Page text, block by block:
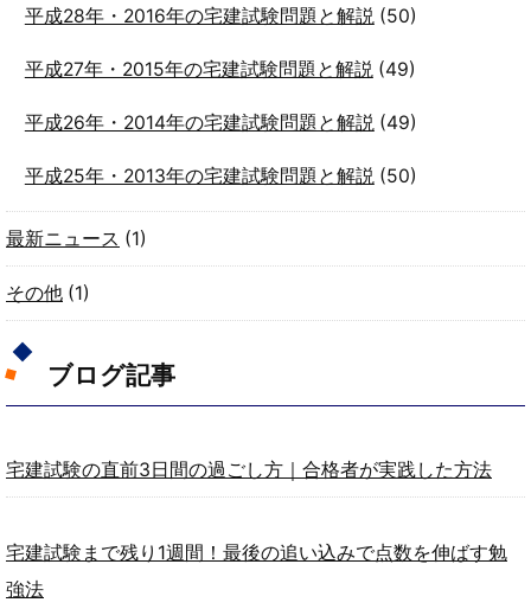
平成28年・2016年の宅建試験問題と解説(50)
平成27年・2015年の宅建試験問題と解説(49)
平成26年・2014年の宅建試験問題と解説(49)
平成25年・2013年の宅建試験問題と解説(50)
最新ニュース (1)
その他 (1)
ブログ記事
宅建試験の直前3日間の過ごし方｜合格者が実践した方法
宅建試験まで残り1週間！最後の追い込みで点数を伸ばす勉
強法